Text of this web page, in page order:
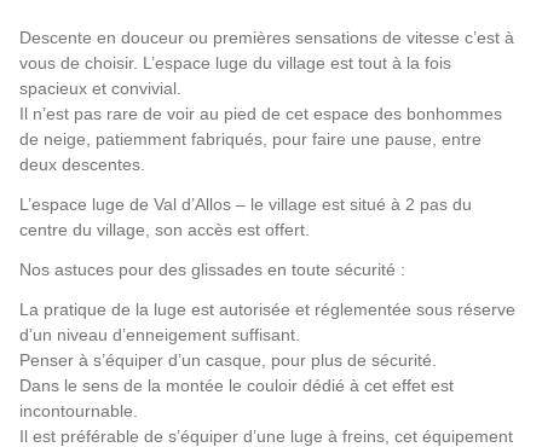
Descente en douceur ou premières sensations de vitesse c’est à
vous de choisir. L’espace luge du village est tout à la fois
spacieux et convivial.
Il n’est pas rare de voir au pied de cet espace des bonhommes
de neige, patiemment fabriqués, pour faire une pause, entre
deux descentes.
L’espace luge de Val d’Allos – le village est situé à 2 pas du
centre du village, son accès est offert.
Nos astuces pour des glissades en toute sécurité :
La pratique de la luge est autorisée et réglementée sous réserve
d’un niveau d’enneigement suffisant.
Penser à s’équiper d’un casque, pour plus de sécurité.
Dans le sens de la montée le couloir dédié à cet effet est
incontournable.
Il est préférable de s’équiper d’une luge à freins, cet équipement